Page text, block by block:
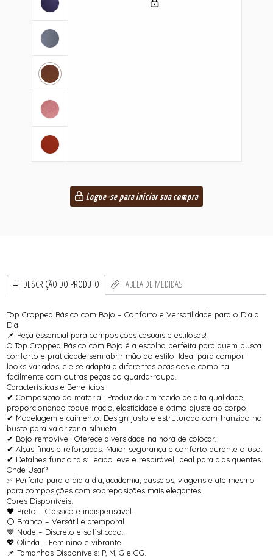
Logue-se para iniciar sua compra
DESCRIÇÃO DO PRODUTO TABELA DE MEDIDAS
Top Cropped Básico com Bojo – Conforto e Versatilidade para o Dia a
Dia!
📌 Peça essencial para composições casuais e estilosas!
O Top Cropped Básico com Bojo é a escolha perfeita para quem busca
conforto e praticidade sem abrir mão do estilo. Ideal para compor
looks variados, ele se adapta a diferentes ocasiões e combina
facilmente com outras peças do guarda-roupa.
Características e Benefícios:
✔ Composição do material: Produzido em tecido de alta qualidade,
proporcionando toque macio, elasticidade e ótimo ajuste ao corpo.
✔ Modelagem e caimento: Design justo e estruturado com franzido no
busto para valorizar a silhueta.
✔ Bojo removivel: Oferece diversidade na hora de colocar.
✔ Alças finas e reforçadas: Maior segurança e conforto durante o uso.
✔ Detalhes funcionais: Tecido leve e respirável, ideal para dias quentes.
Onde Usar?
✅ Perfeito para o dia a dia, academia, passeios, viagens e até mesmo
para composições com sobreposições mais elegantes.
Cores Disponíveis:
🖤 Preto – Clássico e indispensável.
⚪ Branco – Versátil e atemporal.
🤎 Nude – Discreto e sofisticado.
💖 Olinda – Feminino e vibrante.
📌 Tamanhos Disponíveis: P, M, G e GG.